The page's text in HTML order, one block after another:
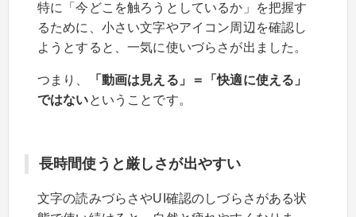
特に「今どこを触ろうとしているか」を把握す
るために、小さい文字やアイコン周辺を確認し
ようとすると、一気に使いづらさが出ました。
つまり、
「動画は見える」＝「快適に使える」
ではないということです。
長時間使うと厳しさが出やすい
文字の読みづらさやUI確認のしづらさがある状